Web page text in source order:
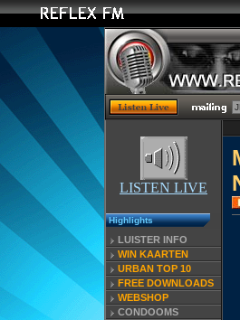
LISTEN LIVE
Highlights
LUISTER INFO
WIN KAARTEN
URBAN TOP 10
FREE DOWNLOADS
WEBSHOP
CONDOOMS